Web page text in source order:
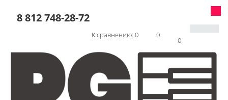
8 812 748-28-72
0
0
К сравнению: 0